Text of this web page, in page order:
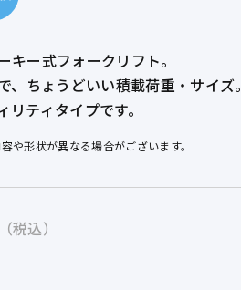
ー式フォークリフト。
ちょうどいい積載荷重・サイズ。
ティタイプです。
形状が異なる場合がございます。
税込）